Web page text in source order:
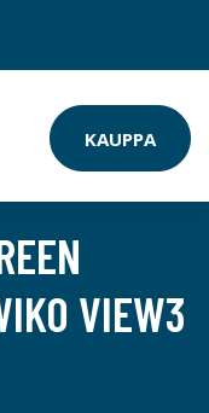
KAUPPA
VIEW3